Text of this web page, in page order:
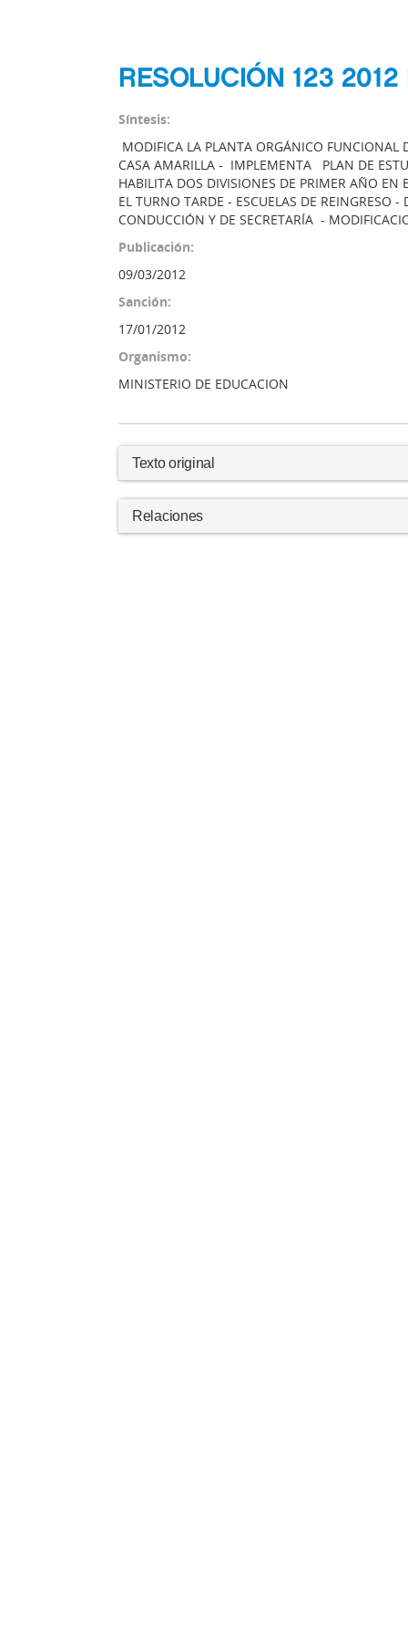
RESOLUCIÓN 123
Síntesis:
MODIFICA LA PLANTA ORGÁNICO
CASA AMARILLA - IMPLEMENTA PLAN DE
HABILITA DOS DIVISIONES DE PRIMER AÑO
EL TURNO TARDE - ESCUELAS DE REINGRESO
CONDUCCIÓN Y DE SECRETARÍA -
Publicación:
09/03/2012
Sanción:
17/01/2012
Organismo:
MINISTERIO DE EDUCACION
Texto original
Relaciones